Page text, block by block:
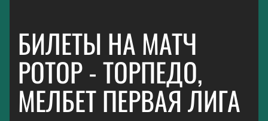
БИЛЕТЫ НА МАТЧ
РОТОР - ТОРПЕДО,
МЕЛБЕТ ПЕРВАЯ ЛИГА